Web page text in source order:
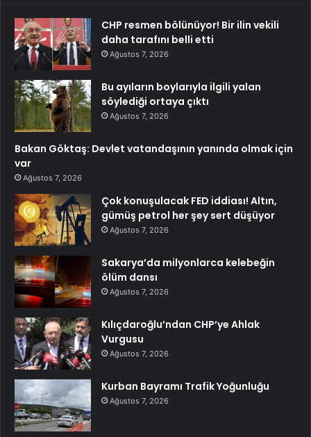
CHP resmen bölünüyor! Bir ilin vekili
daha tarafını belli etti
Ağustos 7, 2026
Bu ayıların boylarıyla ilgili yalan
söylediği ortaya çıktı
Ağustos 7, 2026
Bakan Göktaş: Devlet vatandaşının yanında olmak için
var
Ağustos 7, 2026
Çok konuşulacak FED iddiası! Altın,
gümüş petrol her şey sert düşüyor
Ağustos 7, 2026
Sakarya’da milyonlarca kelebeğin
ölüm dansı
Ağustos 7, 2026
Kılıçdaroğlu’ndan CHP’ye Ahlak
Vurgusu
Ağustos 7, 2026
Kurban Bayramı Trafik Yoğunluğu
Ağustos 7, 2026